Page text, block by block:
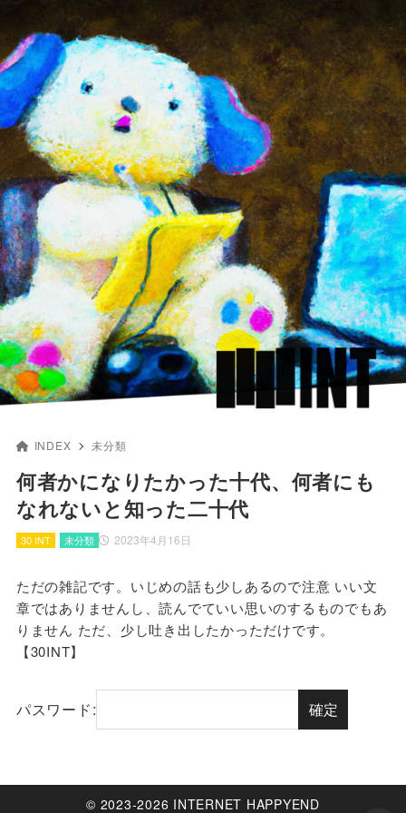
INDEX 未分類
何者かになりたかった十代、何者にも
なれないと知った二十代
30 INT 2023年4月16日
未分類
ただの雑記です。いじめの話も少しあるので注意 いい文
章ではありませんし、読んでていい思いのするものでもあ
りません ただ、少し吐き出したかっただけです。
【30INT】
パスワード:
© 2023-2026 INTERNET HAPPYEND